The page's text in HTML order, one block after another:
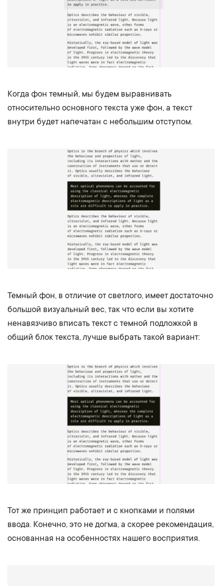
Когда фон темный, мы будем выравнивать
относительно основного текста уже фон, а текст
внутри будет напечатан с небольшим отступом.
Темный фон, в отличие от светлого, имеет достаточно
большой визуальный вес, так что если вы хотите
ненавязчиво вписать текст с темной подложкой в
общий блок текста, лучше выбрать такой вариант:
Тот же принцип работает и с кнопками и полями
ввода. Конечно, это не догма, а скорее рекомендация,
основанная на особенностях нашего восприятия.